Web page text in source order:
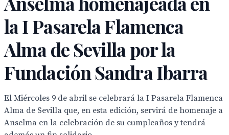
la I Pasarela Flamenca
Alma de Sevilla por la
Fundación Sandra Ibarra
El Miércoles 9 de abril se celebrará la I Pasarela Flamenca
Alma de Sevilla que, en esta edición, servirá de homenaje a
Anselma en la celebración de su cumpleaños y tendrá